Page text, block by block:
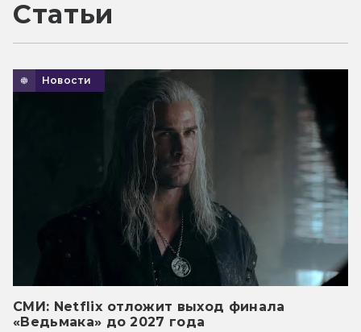
Статьи
Новости
СМИ: Netflix отложит выход финала
«Ведьмака» до 2027 года